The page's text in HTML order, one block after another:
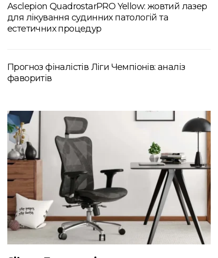
Asclepion QuadrostarPRO Yellow: жовтий лазер
для лікування судинних патологій та
естетичних процедур
Прогноз фіналістів Ліги Чемпіонів: аналіз
фаворитів